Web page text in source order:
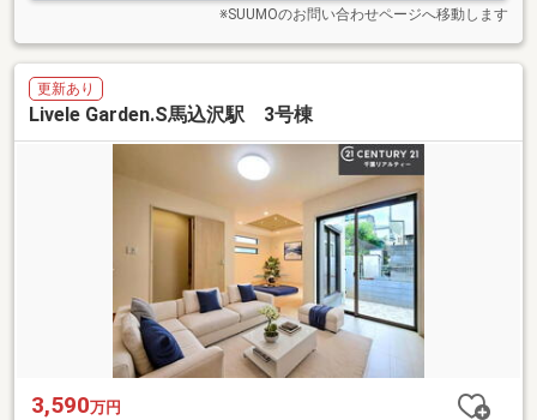
※SUUMOのお問い合わせページへ移動します
更新あり
Livele Garden.S馬込沢駅 3号棟
3,590万円